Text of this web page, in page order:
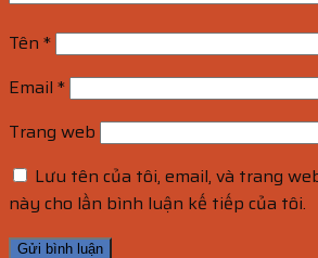
Tên *
Email *
Trang web
Lưu tên của tôi, email, và trang
này cho lần bình luận kế tiếp của tôi.